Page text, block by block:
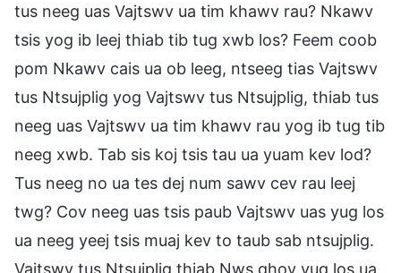
tus neeg uas Vajtswv ua tim khawv rau? Nkawv
tsis yog ib leej thiab tib tug xwb los? Feem coob
pom Nkawv cais ua ob leeg, ntseeg tias Vajtswv
tus Ntsujplig yog Vajtswv tus Ntsujplig, thiab tus
neeg uas Vajtswv ua tim khawv rau yog ib tug tib
neeg xwb. Tab sis koj tsis tau ua yuam kev lod?
Tus neeg no ua tes dej num sawv cev rau leej
twg? Cov neeg uas tsis paub Vajtswv uas yug los
ua neeg yeej tsis muaj kev to taub sab ntsujplig.
Vajtswv tus Ntsujplig thiab Nws qhov yug los ua